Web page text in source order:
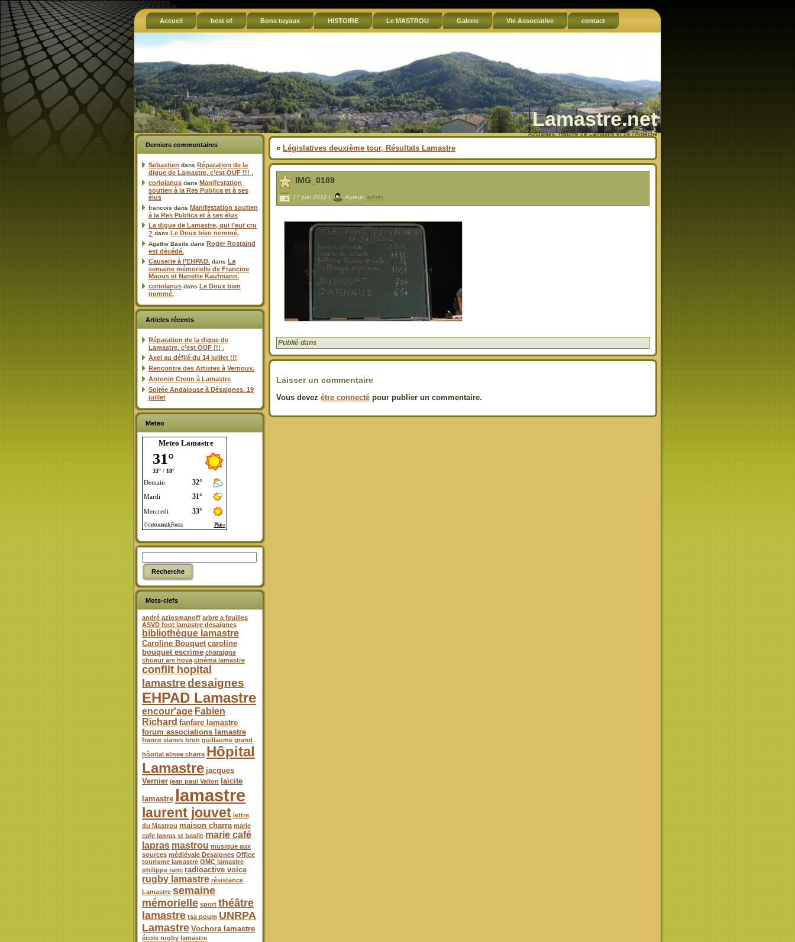
Accueil best of Bons tuyaux HISTOIRE Le MASTROU Galerie Vie Associative contact
Lamastre.net
Actualités, Histoire de Lamastre et de l'Ardèche
Derniers commentaires
Sebastien dans Réparation de la
digue de Lamastre, c’est OUF !!! ,
coriolanus dans Manifestation
soutien à la Res Publica et à ses
élus
francois dans Manifestation soutien
à la Res Publica et à ses élus
La digue de Lamastre, qui l’eut cru
? dans Le Doux bien nommé.
Agathe Basile dans Roger Rostaind
est décédé.
Causerie à l’EHPAD. dans La
semaine mémorielle de Francine
Maous et Nanette Kaufmann.
coriolanus dans Le Doux bien
nommé.
Articles récents
Réparation de la digue de
Lamastre, c’est OUF !!! ,
Axel au défilé du 14 juillet !!!
Rencontre des Artistes à Vernoux.
Antonin Crenn à Lamastre
Soirée Andalouse à Désaignes. 19
juillet
Meteo
Meteo Lamastre
Mots-clefs
andré aziosmanoff arbre a feuilles
ASVD foot lamastre desaignes
bibliothèque lamastre
Caroline Bouquet caroline
bouquet escrime chataigne
choeur ars nova cinéma lamastre
conflit hopital
lamastredesaignes
EHPAD Lamastre
encour'age Fabien
Richard fanfare lamastre
forum associations lamastre
france vianes brun guillaume grand
hôpital elisee charra Hôpital
Lamastre jacques
Vernier jean paul Vallon
laicite
lamastre lamastre
laurent jouvet lettre
du Mastrou maison charra marie
cafe lapras st basile marie café
lapras mastrou musique aux
sources médiévale Desaignes Office
tourisme lamastre OMC lamastre
philippe ranc radioactive voice
rugby lamastre résistance
Lamastre semaine
mémorielle sport théâtre
lamastre tsa poum UNRPA
Lamastre Vochora lamastre
école rugby lamastre
« Législatives deuxième tour, Résultats Lamastre
IMG_0189
17 juin 2012 | Auteur: admin
Publié dans
Laisser un commentaire
Vous devez être connecté pour publier un commentaire.